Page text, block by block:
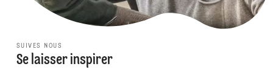
SUIVES NOUS
Se laisser inspirer